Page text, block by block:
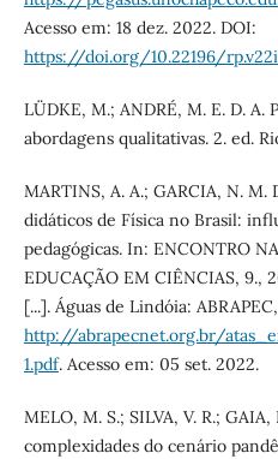
Acesso em: 18 dez. 2022. DOI:
https://doi.org/10.22196/
LÜDKE, M.; ANDRÉ, M. E. D. A.
abordagens qualitativas. 2. ed.
MARTINS, A. A.; GARCIA, N.
didáticos de Física no Brasil:
pedagógicas. In: ENCONTRO
EDUCAÇÃO EM CIÊNCIAS, 9.,
[...]. Águas de Lindóia:
http://abrapecnet.org.br/
1.pdf. Acesso em: 05 set. 2022.
MELO, M. S.; SILVA, V. R.;
complexidades do cenário